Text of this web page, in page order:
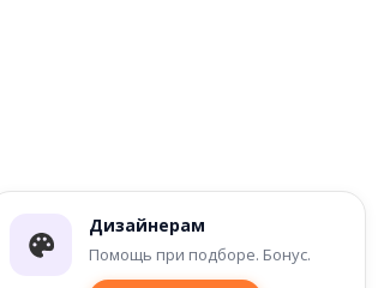
Дизайнерам
Помощь при подборе. Бонус.